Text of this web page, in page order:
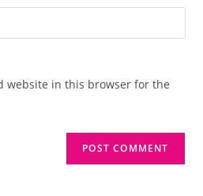
website in this browser for the